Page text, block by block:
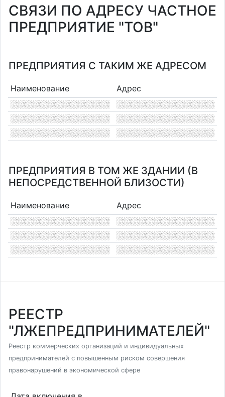
СВЯЗИ ПО АДРЕСУ ЧАСТНОЕ
ПРЕДПРИЯТИЕ "ТОВ"
ПРЕДПРИЯТИЯ С ТАКИМ ЖЕ АДРЕСОМ
Наименование Адрес
ПРЕДПРИЯТИЯ В ТОМ ЖЕ ЗДАНИИ (В
НЕПОСРЕДСТВЕННОЙ БЛИЗОСТИ)
Наименование Адрес
РЕЕСТР
"ЛЖЕПРЕДПРИНИМАТЕЛЕЙ"
Реестр коммерческих организаций и индивидуальных
предпринимателей с повышенным риском совершения
правонарушений в экономической сфере